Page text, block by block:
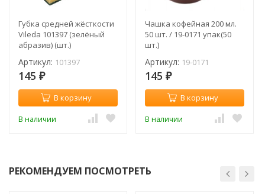
Губка средней жёсткости
Vileda 101397 (зелёный
абразив) (шт.)
Артикул: 101397
145 ₽
В корзину
В наличии
Чашка кофейная 200 мл.
50 шт. / 19-0171 упак(50
шт.)
Артикул: 19-0171
145 ₽
В корзину
В наличии
РЕКОМЕНДУЕМ ПОСМОТРЕТЬ